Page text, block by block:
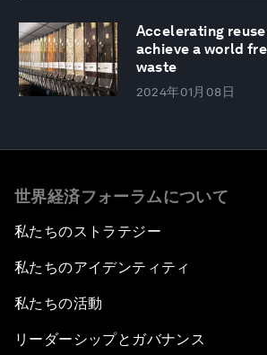
Accelerating
achieve a world
waste
2024年01月08日
世界経済フォーラムについて
私たちのストラテジー
私たちのアイデンティティ
私たちの活動
リーダーシップとガバナンス